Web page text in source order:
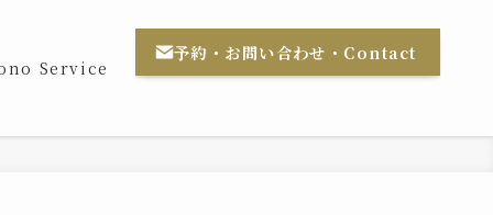
Service
予約・お問い合わせ・Contact